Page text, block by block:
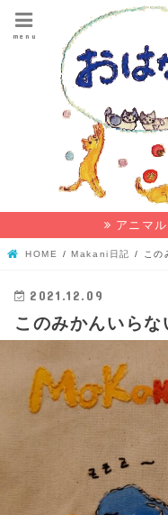
menu
アニマ
HOME Makani日記 この
2021.12.09
このみかんいらな